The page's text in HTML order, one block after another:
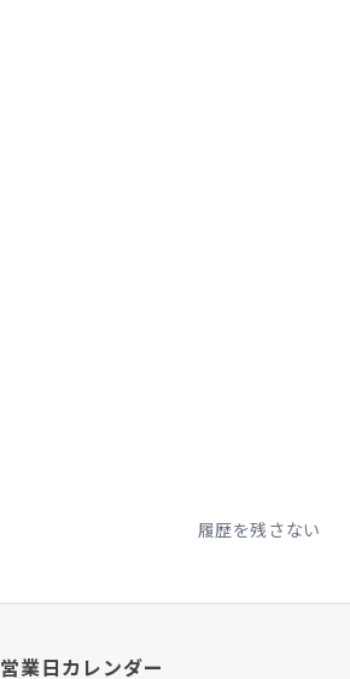
履歴を残さない
営業日カレンダー